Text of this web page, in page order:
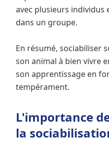
avec plusieurs individus
dans un groupe.
En résumé, sociabiliser
son animal à bien vivre
son apprentissage en
tempérament.
L'importance
la